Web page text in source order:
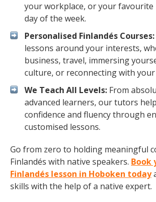
your workplace, or your
day of the week.
Personalised Finlandés Courses:
lessons around your interests,
business, travel, immersing
culture, or reconnecting with
We Teach All Levels: From
advanced learners, our tutors
confidence and fluency through
customised lessons.
Go from zero to holding meaningful
Finlandés with native speakers. Book
Finlandés lesson in Hoboken today
skills with the help of a native expert.